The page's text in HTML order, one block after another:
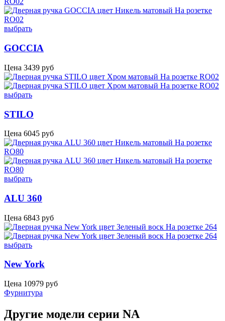
выбрать
GOCCIA
Цена 3439 руб
выбрать
STILO
Цена 6045 руб
выбрать
ALU 360
Цена 6843 руб
выбрать
New York
Цена 10979 руб
Фурнитура
Другие модели серии NA